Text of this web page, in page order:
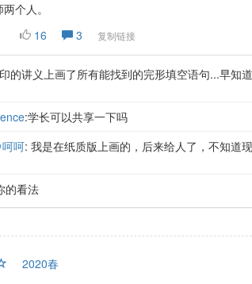
个人。
16 3 复制链接
的讲义上画了所有能找到的完形填空语句...早知
:学长可以共享一下吗
呵呵: 我是在纸质版上画的，后来给人了，不知道
的看法
2020春